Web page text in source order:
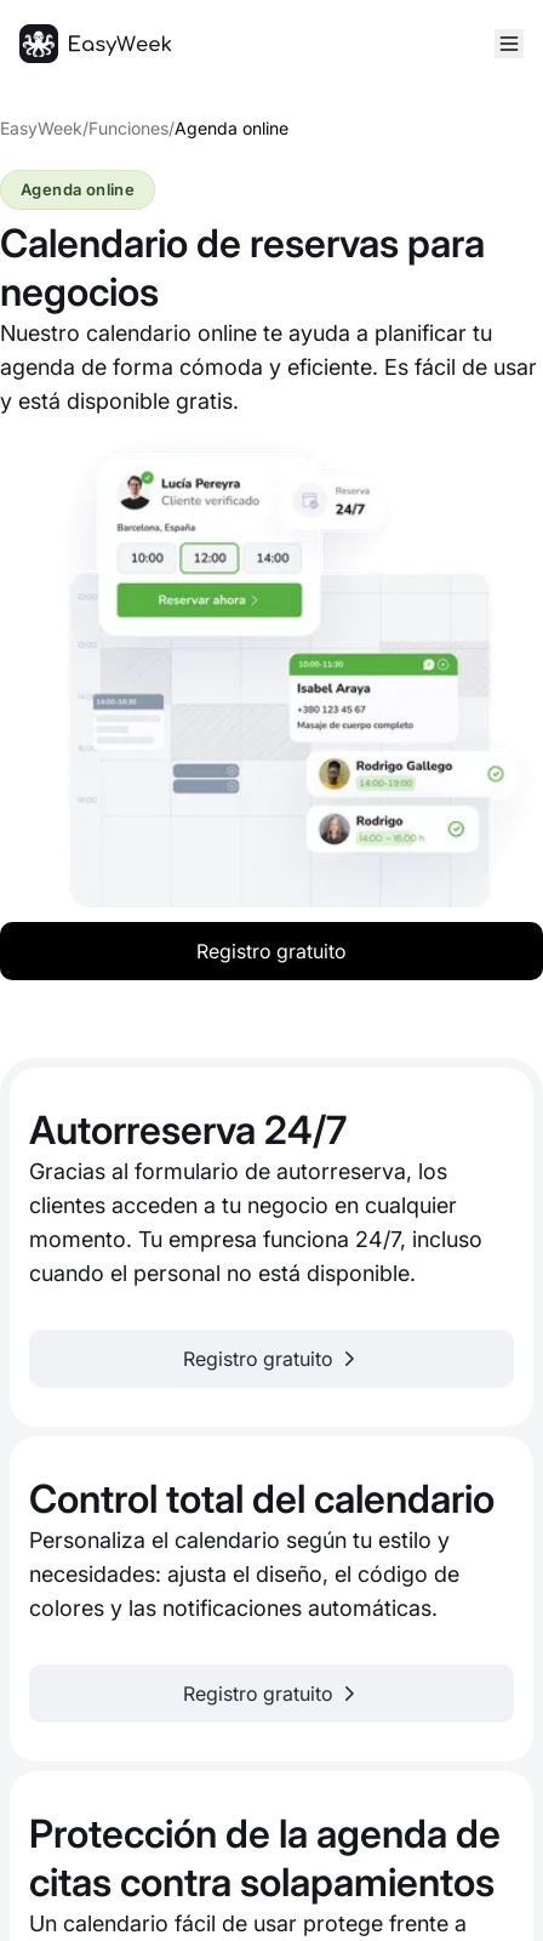
EasyWeek/Funciones/Agenda online
Calendario de reservas para
negocios
Nuestro calendario online te ayuda a planificar tu
agenda de forma cómoda y eficiente. Es fácil de usar
y está disponible gratis.
Agenda online
Registro gratuito
Autorreserva 24/7
Gracias al formulario de autorreserva, los
clientes acceden a tu negocio en cualquier
momento. Tu empresa funciona 24/7, incluso
cuando el personal no está disponible.
Registro gratuito
Control total del calendario
Personaliza el calendario según tu estilo y
necesidades: ajusta el diseño, el código de
colores y las notificaciones automáticas.
Registro gratuito
Protección de la agenda de
citas contra solapamientos
Un calendario fácil de usar protege frente a